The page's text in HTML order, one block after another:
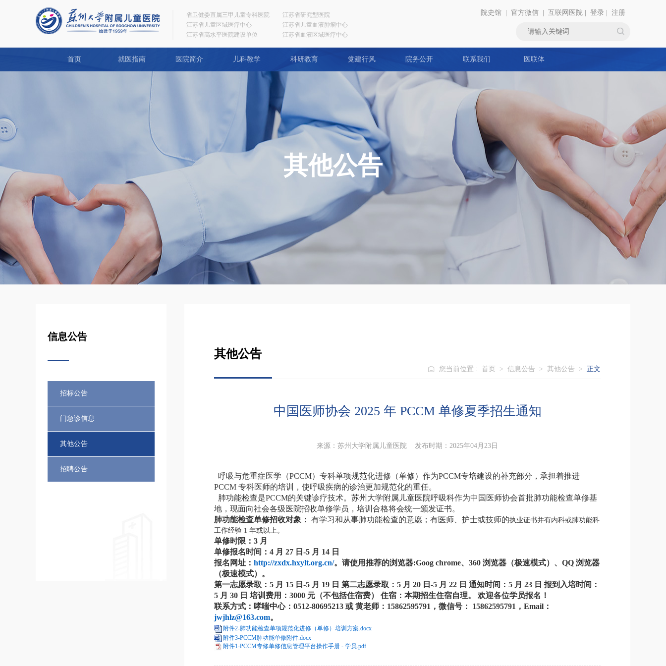
省卫健委直属三甲儿童专科医院
江苏省儿童区域医疗中心
江苏省高水平医院建设单位
江苏省研究型医院
江苏省儿童血液肿瘤中心
江苏省血液区域医疗中心
院史馆 官方微信 互联网医院 登录 注册
首页 就医指南 医院简介 儿科教学 科研教育 党建行风 院务公开 联系我们 医联体
其他公告
信息公告
招标公告
门急诊信息
其他公告
招聘公告
其他公告
您当前位置 : 首页 > 信息公告 > 其他公告 > 正文
中国医师协会 2025 年 PCCM 单修夏季招生通知
来源：苏州大学附属儿童医院 发布时期：2025年04月23日
呼吸与危重症医学（PCCM）专科单项规范化进修（单修）作为PCCM专培建设的补充部分，承担着推进
PCCM 专科医师的培训，使呼吸疾病的诊治更加规范化的重任。
肺功能检查是PCCM的关键诊疗技术。苏州大学附属儿童医院呼吸科作为中 国医师协会首批肺功能检查单修基
地，现面向社会各级医院招收单修学员，培训 合格将会统一颁发证书。
肺功能检查单修招收对象： 有学习和从事肺功能检查的意愿；有医师、护士或技师的执业证书并有内科或肺功能科
工作经验 1 年或以上。
单修时限：3 月
单修报名时间：4 月 27 日-5 月 14 日
报名网址： http://zxdx.hxylt.org.cn/。请使用推荐的浏览器:Goog chrome、360 浏览器（极速模式）、QQ 浏览器
（极速模式）。
第一志愿录取：5 月 15 日-5 月 19 日 第二志愿录取：5 月 20 日-5 月 22 日 通知时间：5 月 23 日 报到入培时间：
5 月 30 日 培训费用：3000 元（不包括住宿费） 住宿：本期招生住宿自理。 欢迎各位学员报名！
联系方式：哮喘中心：0512-80695213 或 黄老师：15862595791，微信号： 15862595791，Email：
jwjhlz@163.com。
附件2-肺功能检查单项规范化进修（单修）培训方案.docx
附件3-PCCM肺功能单修附件.docx
附件1-PCCM专修单修信息管理平台操作手册 - 学员.pdf